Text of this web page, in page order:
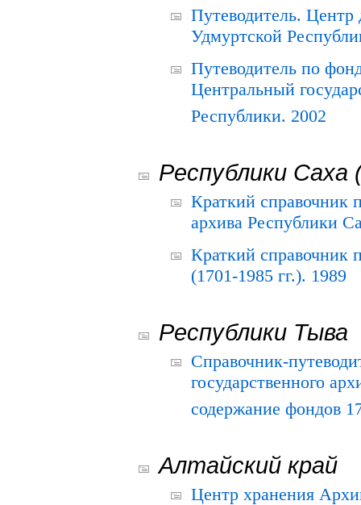
Путеводитель.
Удмуртской
Путеводитель по
Центральный
Республики. 2002
Республики Саха
Краткий справочник
архива Республики
Краткий
(1701-1985 гг.). 1989
Республики Тыва
Справочник-
государственного
содержание фондов
Алтайский край
Центр хранения